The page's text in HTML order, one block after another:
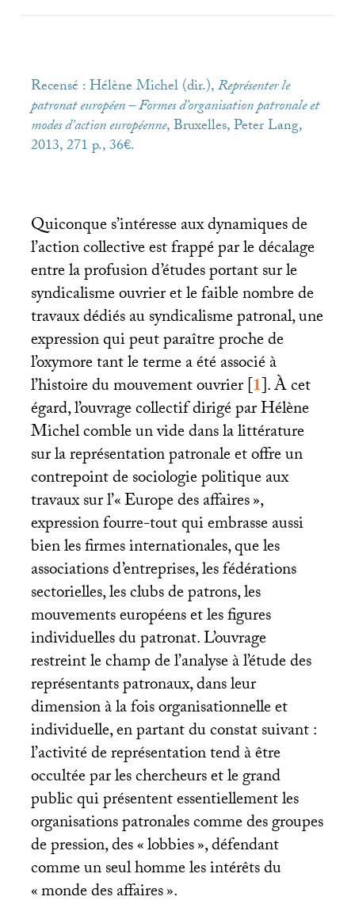
Recensé : Hélène Michel (dir.),Représenter le
patronat européen – Formes d’organisation patronale et
modes d’action européenne, Bruxelles, Peter Lang,
2013, 271 p., 36€.
Quiconque s’intéresse aux dynamiques de
l’action collective est frappé par le décalage
entre la profusion d’études portant sur le
syndicalisme ouvrier et le faible nombre de
travaux dédiés au syndicalisme patronal, une
expression qui peut paraître proche de
l’oxymore tant le terme a été associé à
l’histoire du mouvement ouvrier[1]. À cet
égard, l’ouvrage collectif dirigé par Hélène
Michel comble un vide dans la littérature
sur la représentation patronale et offre un
contrepoint de sociologie politique aux
travaux sur l’«Europe des affaires»,
expression fourre-tout qui embrasse aussi
bien les firmes internationales, que les
associations d’entreprises, les fédérations
sectorielles, les clubs de patrons, les
mouvements européens et les figures
individuelles du patronat. L’ouvrage
restreint le champ de l’analyse à l’étude des
représentants patronaux, dans leur
dimension à la fois organisationnelle et
individuelle, en partant du constat suivant :
l’activité de représentation tend à être
occultée par les chercheurs et le grand
public qui présentent essentiellement les
organisations patronales comme des groupes
de pression, des «lobbies», défendant
comme un seul homme les intérêts du
«monde des affaires».